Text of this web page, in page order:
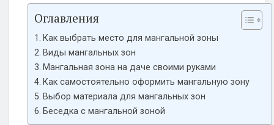
Оглавления
Как выбрать место для мангальной зоны
Виды мангальных зон
Мангальная зона на даче своими руками
Как самостоятельно оформить мангальную зону
Выбор материала для мангальных зон
Беседка с мангальной зоной